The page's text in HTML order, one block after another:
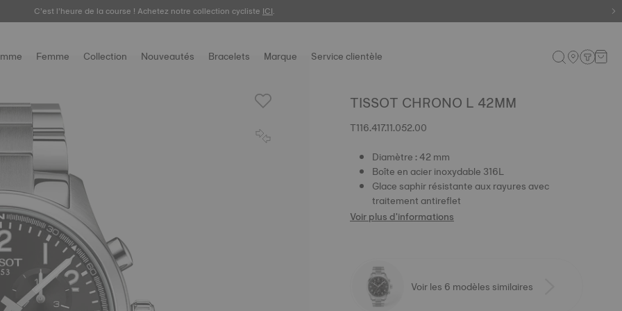
C’est l’heure de la course ! Achetez notre collection cycliste ICI.
Femme Collection Nouveautés Bracelets Marque Service clientèle
TISSOT CHRONO L 42MM
T116.417.11.052.00
Diamètre : 42 mm
Boîte en acier inoxydable 316L
Glace saphir résistante aux rayures avec
traitement antireflet
Voir plus d'informations
Voir les 6 modèles similaires